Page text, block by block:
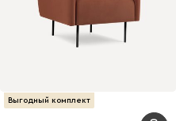
Выгодный комплект